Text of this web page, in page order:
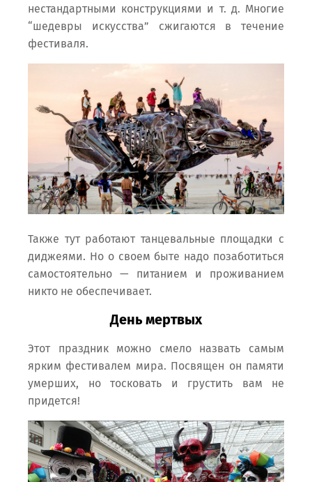
нестандартными конструкциями и т. д. Многие
“шедевры искусства” сжигаются в течение
фестиваля.
Также тут работают танцевальные площадки с
диджеями. Но о своем быте надо позаботиться
самостоятельно — питанием и проживанием
никто не обеспечивает.
День мертвых
Этот праздник можно смело назвать самым
ярким фестивалем мира. Посвящен он памяти
умерших, но тосковать и грустить вам не
придется!